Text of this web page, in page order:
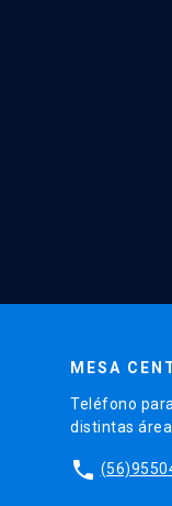
MESA
Teléfono
distintas
phone